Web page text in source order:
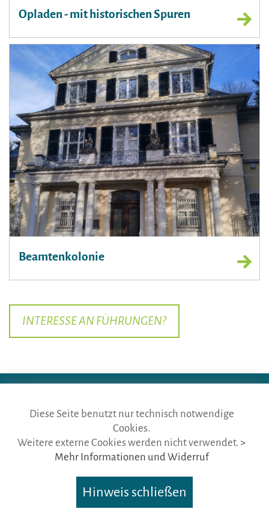
Opladen - mit historischen Spuren
Beamtenkolonie
INTERESSE AN FÜHRUNGEN?
die gästeführer · vertr. durch BVGD · Gustav-Adolf-Str. 33 · D-90439
Nürnberg
Telefon: Fon:+49 (0)911 65 64 675· Mail:info@die-gaestefuehrer.de
Impressum · Datenschutz
Diese Seite benutzt nur technisch notwendige
Cookies.
Weitere externe Cookies werden nicht verwendet. >
Mehr Informationen und Widerruf
Hinweis schließen